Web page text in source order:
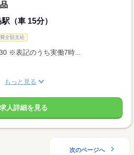
（車 15分）
全額支給
※表記のうち実働7時...
もっと見る
求人詳細を見る
次のページへ